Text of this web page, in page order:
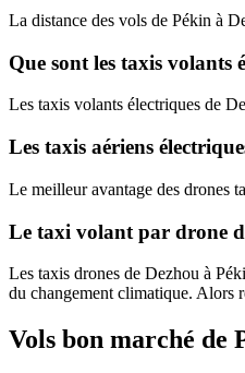
La distance des vols de Pékin à
Que sont les taxis volants
Les taxis volants électriques de
Les taxis aériens
Le meilleur avantage des drones
Le taxi volant par drone
Les taxis drones de Dezhou à
du changement climatique. Alors
Vols bon marché de